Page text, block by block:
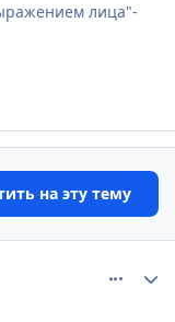
лица"-
на эту тему